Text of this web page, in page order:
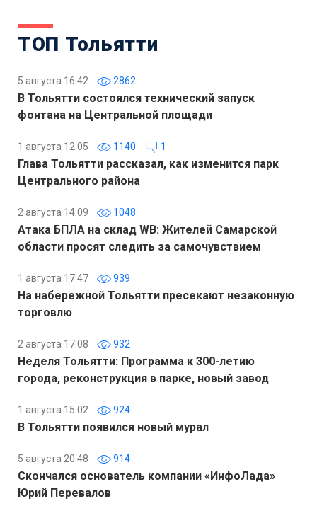
ТОП Тольятти
5 августа 16:42 2862
В Тольятти состоялся технический запуск
фонтана на Центральной площади
1 августа 12:05 1140 1
Глава Тольятти рассказал, как изменится парк
Центрального района
2 августа 14:09 1048
Атака БПЛА на склад WB: Жителей Самарской
области просят следить за самочувствием
1 августа 17:47 939
На набережной Тольятти пресекают незаконную
торговлю
2 августа 17:08 932
Неделя Тольятти: Программа к 300-летию
города, реконструкция в парке, новый завод
1 августа 15:02 924
В Тольятти появился новый мурал
5 августа 20:48 914
Скончался основатель компании «ИнфоЛада»
Юрий Перевалов